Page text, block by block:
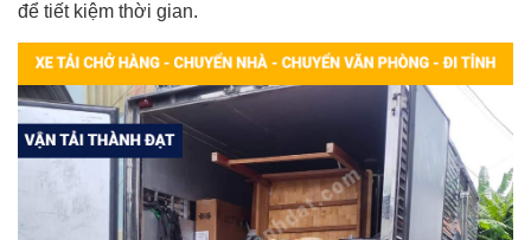
để tiết kiệm thời gian.